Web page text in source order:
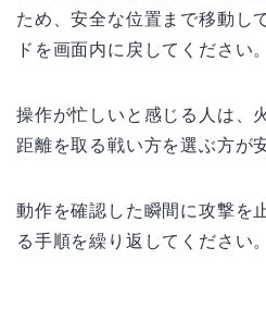
ため、安全な位置まで移動し
ドを画面内に戻してください。
操作が忙しいと感じる人は、
距離を取る戦い方を選ぶ方が
動作を確認した瞬間に攻撃を
る手順を繰り返してください。